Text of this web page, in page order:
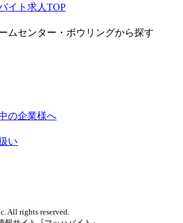
イト求人TOP
ムセンター・ボウリングから探す
の企業様へ
い
All rights reserved.